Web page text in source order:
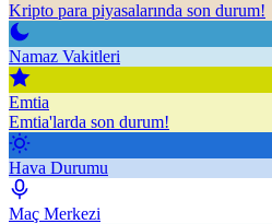
Kripto para piyasalarında son durum!
Namaz Vakitleri
Emtia
Emtia'larda son durum!
Hava Durumu
Maç Merkezi